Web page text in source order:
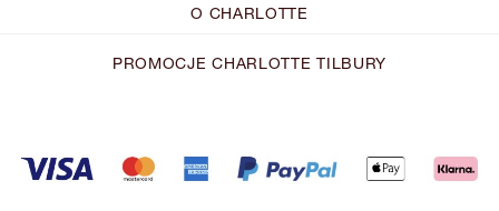
O CHARLOTTE
PROMOCJE CHARLOTTE TILBURY